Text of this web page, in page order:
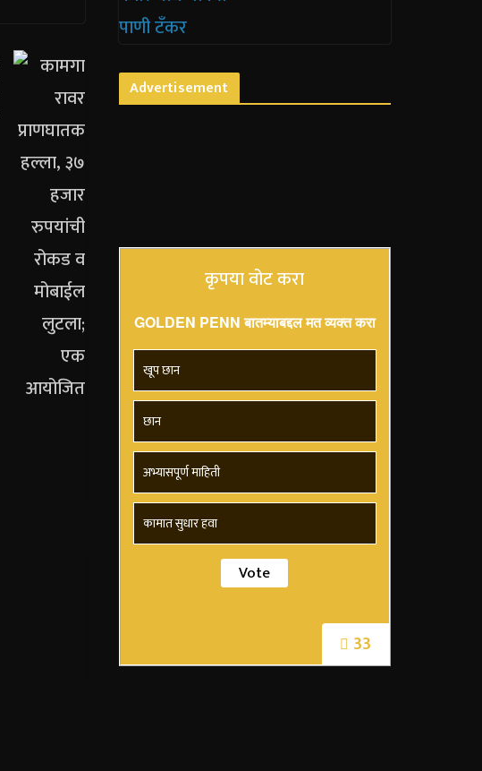
Advertisement
33
कृपया वोट करा
GOLDEN PENN बातम्याबद्दल मत व्यक्त करा
खूप छान
छान
अभ्यासपूर्ण माहिती
कामात सुधार हवा